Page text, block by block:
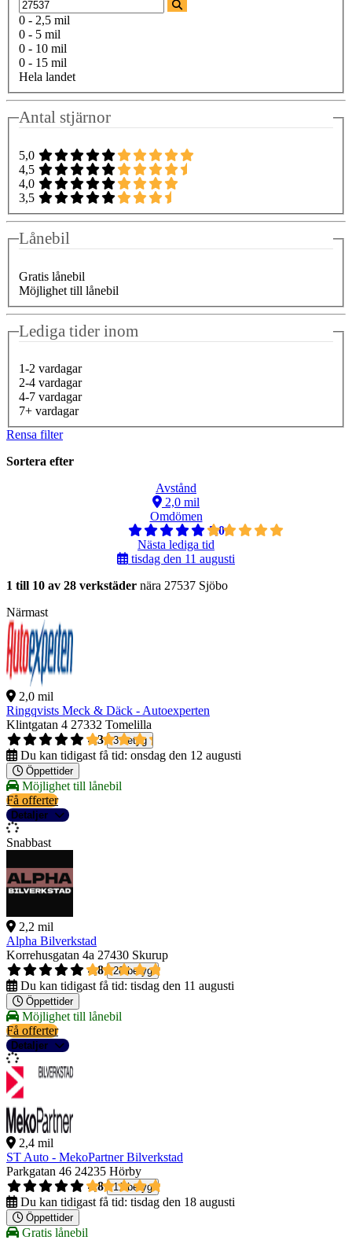
0 - 2,5 mil
0 - 5 mil
0 - 10 mil
0 - 15 mil
Hela landet
Antal stjärnor
5,0
4,5
4,0
3,5
Lånebil
Gratis lånebil
Möjlighet till lånebil
Lediga tider inom
1-2 vardagar
2-4 vardagar
4-7 vardagar
7+ vardagar
Rensa filter
Sortera efter
Avstånd
2,0 mil
Omdömen
5,0
Nästa lediga tid
tisdag den 11 augusti
1 till 10 av 28 verkstäder nära 27537 Sjöbo
Närmast
2,0 mil
Ringqvists Meck & Däck - Autoexperten
Klintgatan 4 27332 Tomelilla
4,3
3 betyg
Du kan tidigast få tid: onsdag den 12 augusti
Öppettider
Möjlighet till lånebil
Få offerter
Detaljer
Snabbast
2,2 mil
Alpha Bilverkstad
Korrehusgatan 4a 27430 Skurup
4,8
28 betyg
Du kan tidigast få tid: tisdag den 11 augusti
Öppettider
Möjlighet till lånebil
Få offerter
Detaljer
2,4 mil
ST Auto - MekoPartner Bilverkstad
Parkgatan 46 24235 Hörby
4,8
11 betyg
Du kan tidigast få tid: tisdag den 18 augusti
Öppettider
Gratis lånebil